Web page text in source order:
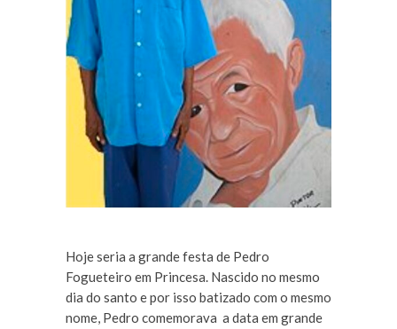
Hoje seria a grande festa de Pedro
Fogueteiro em Princesa. Nascido no mesmo
dia do santo e por isso batizado com o mesmo
nome, Pedro comemorava a data em grande